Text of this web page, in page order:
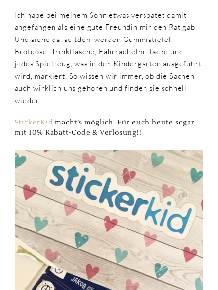
Ich habe bei meinem Sohn etwas verspätet damit
angefangen als eine gute Freundin mir den Rat gab.
Und siehe da, seitdem werden Gummistiefel,
Brotdose, Trinkflasche, Fahrradhelm, Jacke und
jedes Spielzeug, was in den Kindergarten ausgeführt
wird, markiert. So wissen wir immer, ob die Sachen
auch wirklich uns gehören und finden sie schnell
wieder.
StickerKid macht’s möglich. Für euch heute sogar
mit 10% Rabatt-Code & Verlosung!!